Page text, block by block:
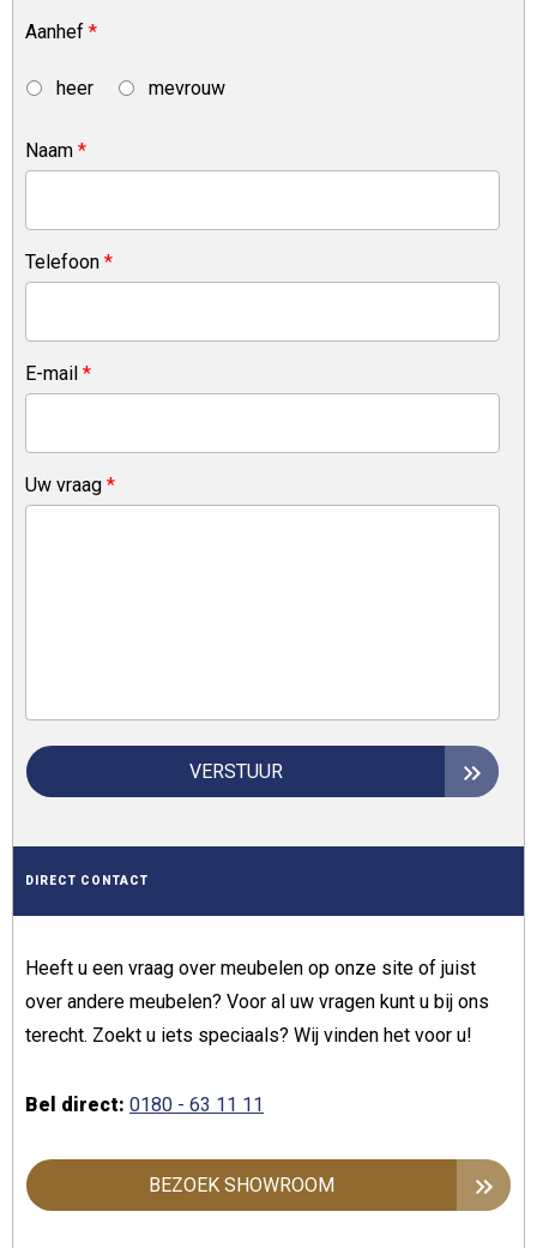
Aanhef *
heer mevrouw
Naam *
Telefoon *
E-mail *
Uw vraag *
VERSTUUR
DIRECT CONTACT
Heeft u een vraag over meubelen op onze site of juist
over andere meubelen? Voor al uw vragen kunt u bij ons
terecht. Zoekt u iets speciaals? Wij vinden het voor u!
Bel direct: 0180 - 63 11 11
BEZOEK SHOWROOM